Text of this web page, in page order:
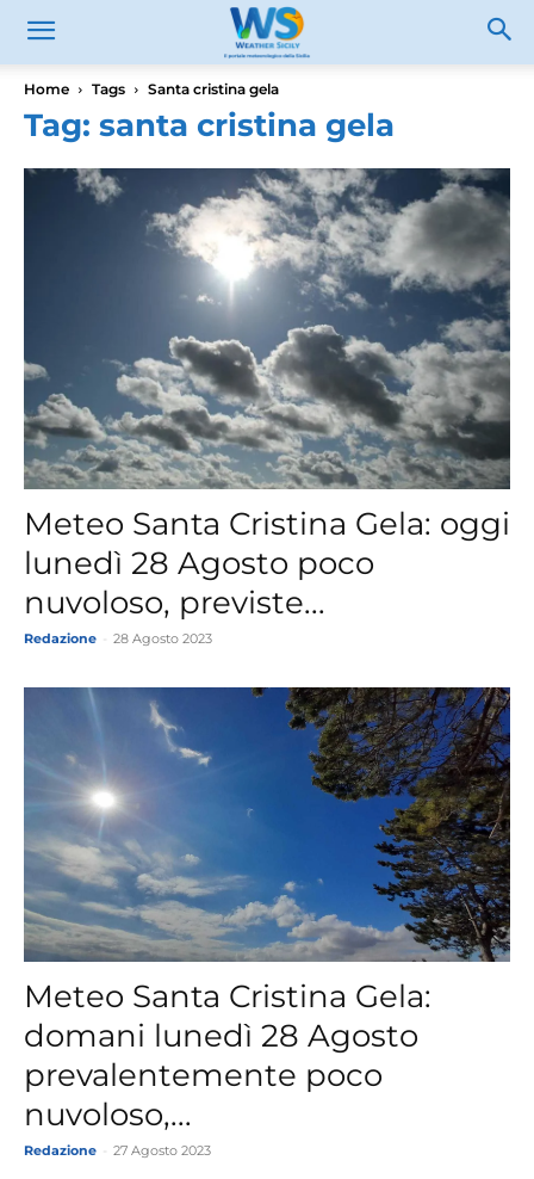
Home Tags Santa cristina gela
Tag: santa cristina gela
Meteo Santa Cristina Gela: oggi
lunedì 28 Agosto poco
nuvoloso, previste...
Redazione 28 Agosto 2023
Meteo Santa Cristina Gela:
domani lunedì 28 Agosto
prevalentemente poco
nuvoloso,...
Redazione 27 Agosto 2023